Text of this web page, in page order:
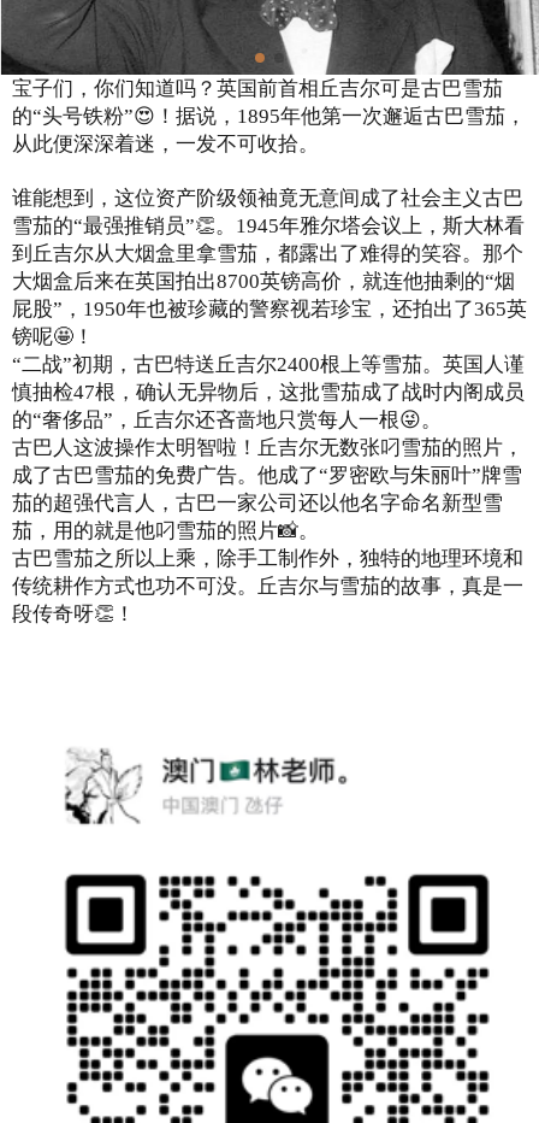
宝子们，你们知道吗？英国前首相丘吉尔可是古巴雪茄
的“头号铁粉”😍！据说，1895年他第一次邂逅古巴雪茄，
从此便深深着迷，一发不可收拾。
谁能想到，这位资产阶级领袖竟无意间成了社会主义古巴
雪茄的“最强推销员”👏。1945年雅尔塔会议上，斯大林看
到丘吉尔从大烟盒里拿雪茄，都露出了难得的笑容。那个
大烟盒后来在英国拍出8700英镑高价，就连他抽剩的“烟
屁股”，1950年也被珍藏的警察视若珍宝，还拍出了365英
镑呢🤩！
“二战”初期，古巴特送丘吉尔2400根上等雪茄。英国人谨
慎抽检47根，确认无异物后，这批雪茄成了战时内阁成员
的“奢侈品”，丘吉尔还吝啬地只赏每人一根😜。
古巴人这波操作太明智啦！丘吉尔无数张叼雪茄的照片，
成了古巴雪茄的免费广告。他成了“罗密欧与朱丽叶”牌雪
茄的超强代言人，古巴一家公司还以他名字命名新型雪
茄，用的就是他叼雪茄的照片📸。
古巴雪茄之所以上乘，除手工制作外，独特的地理环境和
传统耕作方式也功不可没。丘吉尔与雪茄的故事，真是一
段传奇呀👏！